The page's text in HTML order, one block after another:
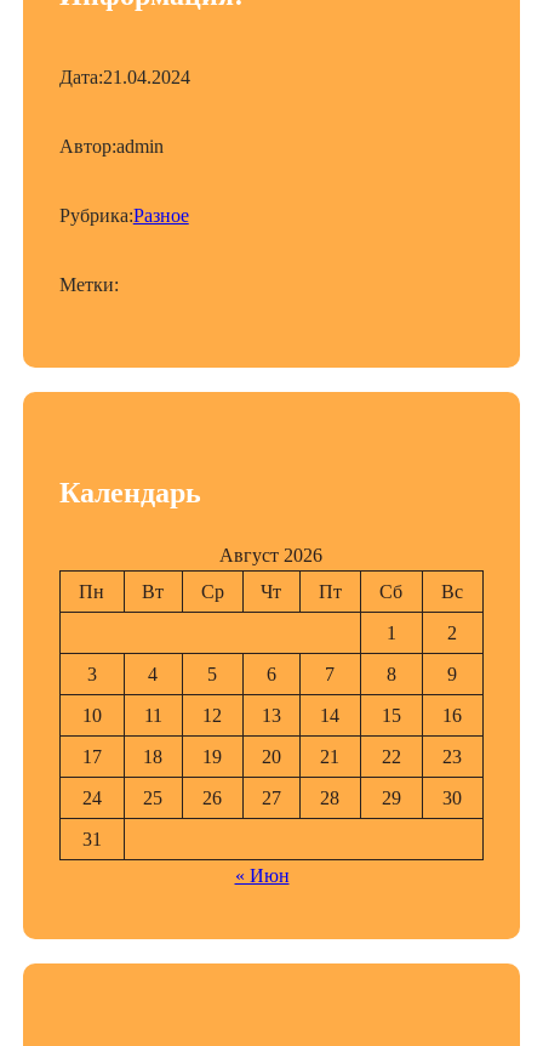
Дата:21.04.2024
Автор:admin
Рубрика:Разное
Метки:
Календарь
Август 2026
Пн
Вт Ср Чт Пт Сб
Вс
1
2
3
4 5 6 7 8
9
10
11 12 13 14 15
16
17
18 19 20 21 22
23
24
25 26 27 28 29
30
31
« Июн